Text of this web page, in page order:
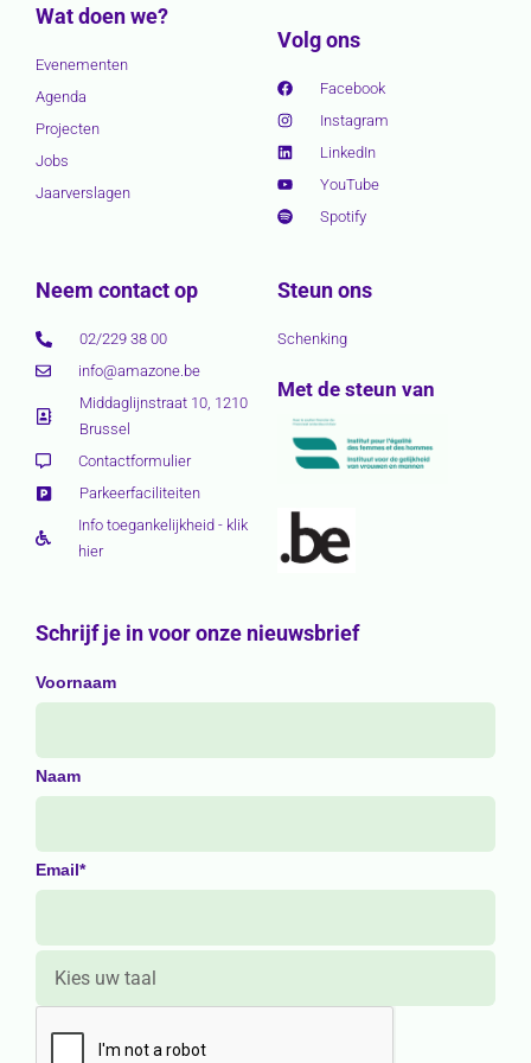
Wat doen we?
Evenementen
Agenda
Projecten
Jobs
Jaarverslagen
Volg ons
Facebook
Instagram
LinkedIn
YouTube
Spotify
Neem contact op
02/229 38 00
info@amazone.be
Middaglijnstraat 10, 1210
Brussel
Contactformulier
Parkeerfaciliteiten
Info toegankelijkheid - klik
hier
Steun ons
Schenking
Met de steun van
Schrijf je in voor onze nieuwsbrief
Voornaam
Naam
Email*